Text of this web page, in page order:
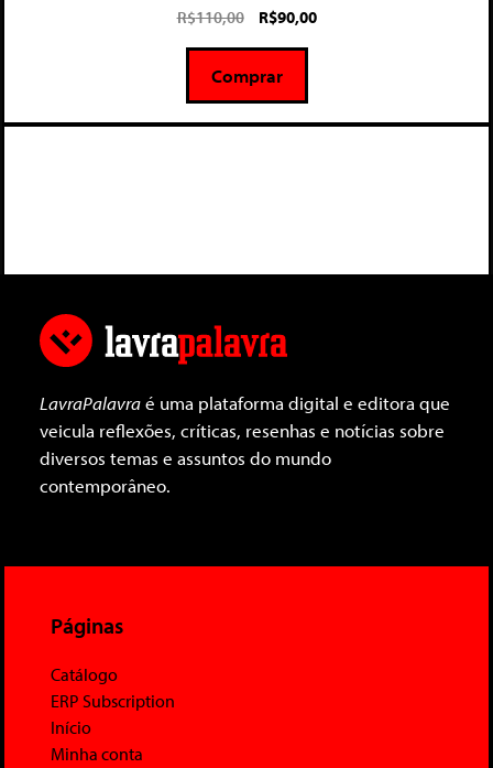
0
d
5
R$110,00 R$90,00
Comprar
LavraPalavraé uma plataforma digital e editora que
veicula reflexões, críticas, resenhas e notícias sobre
diversos temas e assuntos do mundo
contemporâneo.
Páginas
Catálogo
ERP Subscription
Início
Minha conta